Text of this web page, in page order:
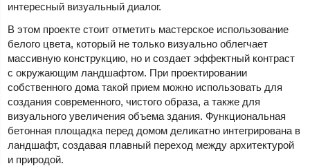
интересный визуальный диалог.
В этом проекте стоит отметить мастерское использование
белого цвета, который не только визуально облегчает
массивную конструкцию, но и создает эффектный контраст
с окружающим ландшафтом. При проектировании
собственного дома такой прием можно использовать для
создания современного, чистого образа, а также для
визуального увеличения объема здания. Функциональная
бетонная площадка перед домом деликатно интегрирована в
ландшафт, создавая плавный переход между архитектурой
и природой.